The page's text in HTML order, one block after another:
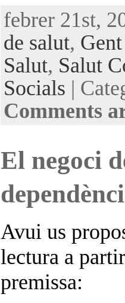
febrer 21st,
de salut,
Salut, Salut
Socials |
Comments
El negoci
Avui us
lectura a
premissa: